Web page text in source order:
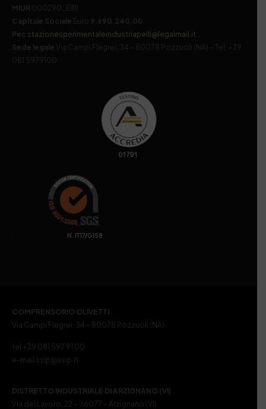
MIUR 000290_EIRI
Capitale Sociale Euro 9.690.240,00
Pec stazionesperimentaleindustriapelli@legalmail.it
Sede legale
Via Campi Flegrei, 34 – 80078 Pozzuoli (NA) – Tel. +39
081 5979100
. N. IT17/0158
COMPRENSORIO OLIVETTI
Via Campi Flegrei, 34 – 80078 Pozzuoli (NA)
tel +39 081 597 91 00
e-mail ssip@ssip.it
DISTRETTO INDUSTRIALE DI ARZIGNANO (VI)
Via del Lavoro, 22 – 36077 – Arzignano (VI)